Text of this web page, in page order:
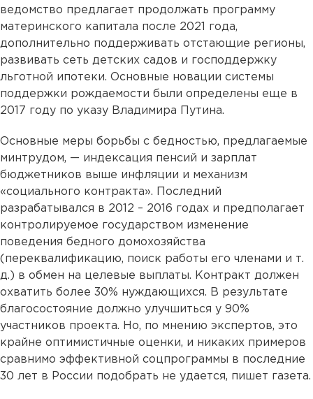
ведомство предлагает продолжать программу
материнского капитала после 2021 года,
дополнительно поддерживать отстающие регионы,
развивать сеть детских садов и господдержку
льготной ипотеки. Основные новации системы
поддержки рождаемости были определены еще в
2017 году по указу Владимира Путина.
Основные меры борьбы с бедностью, предлагаемые
минтрудом, — индексация пенсий и зарплат
бюджетников выше инфляции и механизм
«социального контракта». Последний
разрабатывался в 2012 – 2016 годах и предполагает
контролируемое государством изменение
поведения бедного домохозяйства
(переквалификацию, поиск работы его членами и т.
д.) в обмен на целевые выплаты. Контракт должен
охватить более 30% нуждающихся. В результате
благосостояние должно улучшиться у 90%
участников проекта. Но, по мнению экспертов, это
крайне оптимистичные оценки, и никаких примеров
сравнимо эффективной соцпрограммы в последние
30 лет в России подобрать не удается, пишет газета.